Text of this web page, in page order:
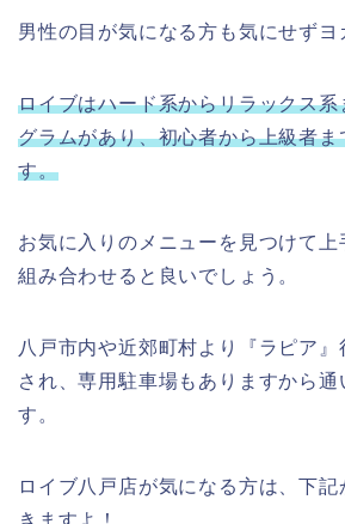
男性の目が気になる方も気にせずヨ
ロイブはハード系からリラックス
グラムがあり、初心者から上級者
す。
お気に入りのメニューを見つけて上
組み合わせると良いでしょう。
八戸市内や近郊町村より『ラピア
され、専用駐車場もありますから
す。
ロイブ八戸店が気になる方は、下